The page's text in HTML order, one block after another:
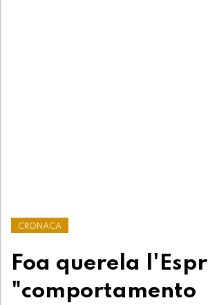
CRONACA
Foa querela
"comportamento